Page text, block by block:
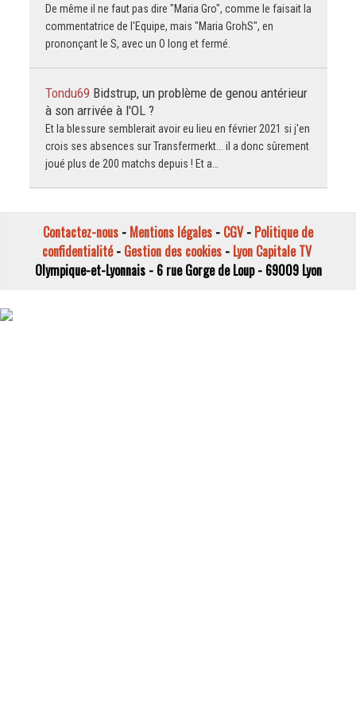
De même il ne faut pas dire "Maria Gro", comme le faisait la
commentatrice de l'Equipe, mais "Maria GrohS", en
prononçant le S, avec un O long et fermé.
Tondu69 Bidstrup, un problème de genou antérieur
à son arrivée à l'OL ?
Et la blessure semblerait avoir eu lieu en février 2021 si j'en
crois ses absences sur Transfermerkt... il a donc sûrement
joué plus de 200 matchs depuis ! Et a…
Contactez-nous - Mentions légales - CGV- Politique de
confidentialité- Gestion des cookies- Lyon Capitale TV
Olympique-et-Lyonnais - 6 rue Gorge de Loup - 69009 Lyon